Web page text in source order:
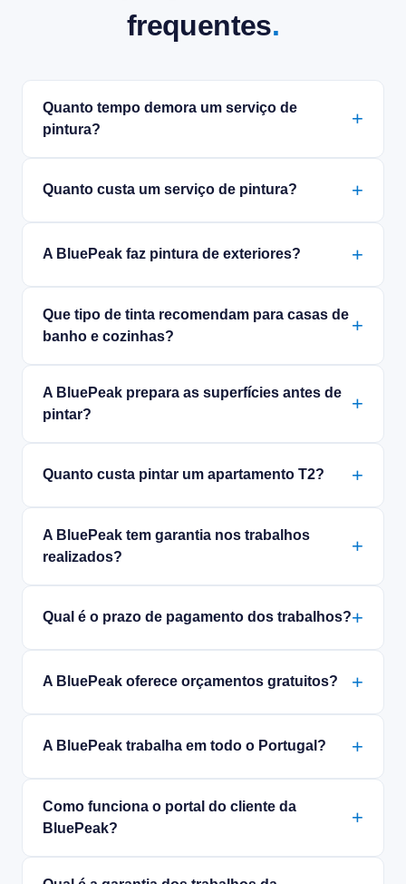
frequentes.
Quanto tempo demora um serviço de
pintura?
Quanto custa um serviço de pintura?
A BluePeak faz pintura de exteriores?
Que tipo de tinta recomendam para casas de
banho e cozinhas?
A BluePeak prepara as superfícies antes de
pintar?
Quanto custa pintar um apartamento T2?
A BluePeak tem garantia nos trabalhos
realizados?
Qual é o prazo de pagamento dos trabalhos?
A BluePeak oferece orçamentos gratuitos?
A BluePeak trabalha em todo o Portugal?
Como funciona o portal do cliente da
BluePeak?